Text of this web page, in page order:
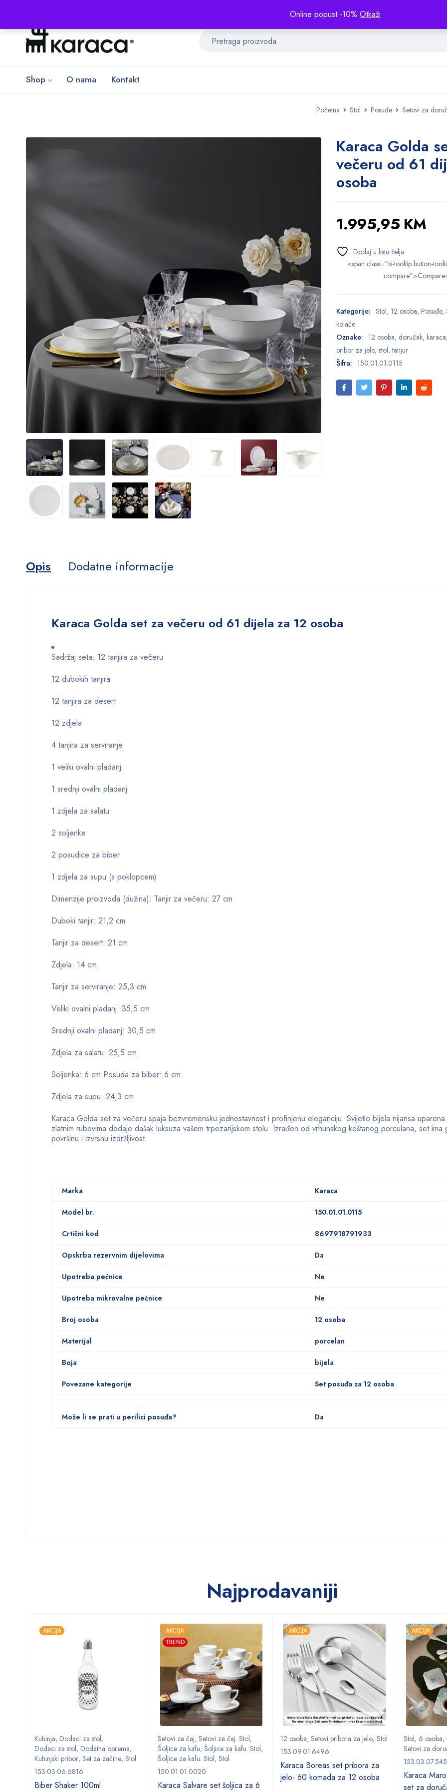
Online popust -10% Otkaži
Shop O nama Kontakt
Početna Stol Posuđe Setovi za
Karaca Golda
večeru od 61
osoba
1.995,95 KM
<span class="ts-tooltip button-
Kategorije: Stol, 12 osoba, Posuđe,
kolače
Oznake: 12 osoba, doručak, karaca,
pribor za jelo, stol,tanjur
Šifra: 150.01.01.0115
Opis Dodatne informacije
Karaca Golda set za večeru od 61 dijela za 12 osoba
Sadržaj seta: 12 tanjira za večeru
12 dubokih tanjira
12 tanjira za desert
12 zdjela
4 tanjira za serviranje
1 veliki ovalni pladanj
1 srednji ovalni pladanj
1 zdjela za salatu
2 soljenke
2 posudice za biber
1 zdjela za supu (s poklopcem)
Dimenzije proizvoda (dužina): Tanjir za večeru: 27 cm
Duboki tanjir: 21,2 cm
Tanjir za desert: 21 cm
Zdjela: 14 cm
Tanjir za serviranje: 25,3 cm
Veliki ovalni pladanj: 35,5 cm
Srednji ovalni pladanj: 30,5 cm
Zdjela za salatu: 25,5 cm
Soljenka: 6 cm Posuda za biber: 6 cm
Zdjela za supu: 24,3 cm
Karaca Golda set za večeru spaja bezvremensku jednostavnost i profinjenu eleganciju. Svijetlo bijela nijansa uparena
zlatnim rubovima dodaje dašak luksuza vašem trpezarijskom stolu. Izrađen od vrhunskog koštanog porculana, set ima
površinu i izvrsnu izdržljivost.
Marka Karaca
Model br. 150.01.01.0115
Crtični kod 8697918791933
Opskrba rezervnim dijelovima Da
Upotreba pećnice Ne
Upotreba mikrovalne pećnice Ne
Broj osoba 12 osoba
Materijal porcelan
Boja bijela
Povezane kategorije Set posuđa za 12 osoba
Može li se prati u perilici posuđa? Da
Najprodavaniji
AKCIJA
Kuhinja, Dodaci za stol,
Dodaci za stol, Dodatna oprema,
Kuhinjski pribor, Set za začine, Stol
153.03.06.6816
Biber Shaker 100ml
AKCIJA
TREND
Setovi za čaj, Setovi za čaj. Stol,
Šoljice za kafu, Šoljice za kafu. Stol,
Šoljice za kafu. Stol, Stol
150.01.01.0020
Karaca Salvare set šoljica za 6
AKCIJA
12 osoba, Setovi pribora za jelo, Stol
153.09.01.6496
Karaca Boreas set pribora za
jelo- 60 komada za 12 osoba
AKCIJA
Stol, 6 osoba,
Setovi za
Karaca
set za